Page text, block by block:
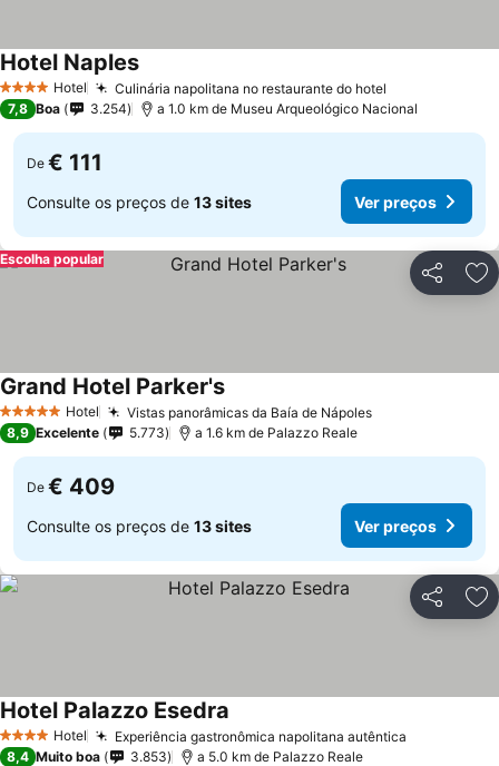
4 EstrelasHotel Culinária napolitana no restaurante do hotel
Hotel NaplesVer preços
7,8 Boa 3.254 a 1.0 km de Museu Arqueológico Nacional
De € 111
Consulte os preços de 13 sites Ver preços
Partilhar
Escolha popular
5 Estrelas Hotel Vistas panorâmicas da Baía de NápolesVer preços
Grand Hotel Parker'sVer preços
8,9 Excelente 5.773 a 1.6 km de Palazzo Reale
De € 409
Consulte os preços de 13 sites Ver preços
Partilhar
4 EstrelasHotel Experiência gastronômica napolitana autêntica
Hotel Palazzo Esedra
8,4 Muito boa 3.853 a 5.0 km de Palazzo Reale